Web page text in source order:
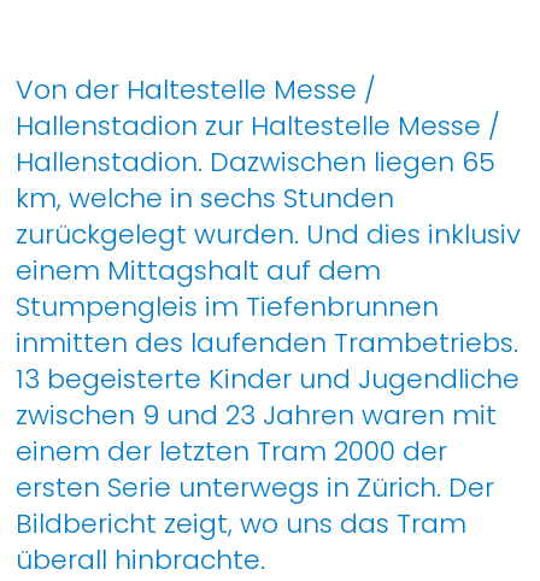
Von der Haltestelle Messe /
Hallenstadion zur Haltestelle Messe /
Hallenstadion. Dazwischen liegen 65
km, welche in sechs Stunden
zurückgelegt wurden. Und dies inklusiv
einem Mittagshalt auf dem
Stumpengleis im Tiefenbrunnen
inmitten des laufenden Trambetriebs.
13 begeisterte Kinder und Jugendliche
zwischen 9 und 23 Jahren waren mit
einem der letzten Tram 2000 der
ersten Serie unterwegs in Zürich. Der
Bildbericht zeigt, wo uns das Tram
überall hinbrachte.